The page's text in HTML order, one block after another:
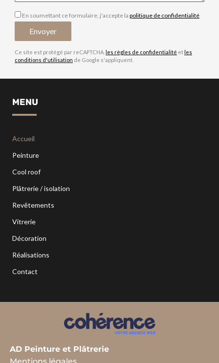
En soumettant ce formulaire, j'accepte la politique de confidentialité
Ce site est protégé par reCAPTCHA. les règles de confidentialité et les
conditions d'utilisation de Google s'appliquent.
MENU
Accueil
Peinture
Cool roof
Plâtrerie / isolation
Revêtements
Vitrerie
Décoration
Réalisations
Contact
AD Peinture et Plâtrerie